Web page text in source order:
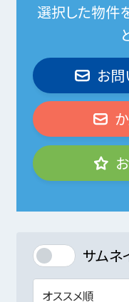
選択した物件
お問
サムネ